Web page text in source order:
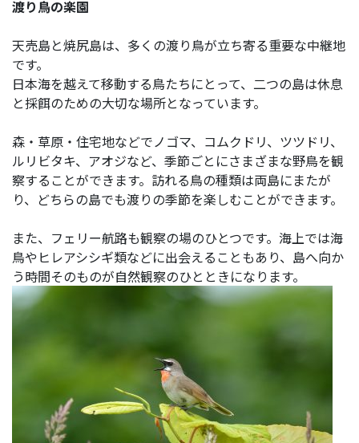
渡り鳥の楽園
天売島と焼尻島は、多くの渡り鳥が立ち寄る重要な中継地
です。
日本海を越えて移動する鳥たちにとって、二つの島は休息
と採餌のための大切な場所となっています。
森・草原・住宅地などでノゴマ、コムクドリ、ツツドリ、
ルリビタキ、アオジなど、季節ごとにさまざまな野鳥を観
察することができます。訪れる鳥の種類は両島にまたが
り、どちらの島でも渡りの季節を楽しむことができます。
また、フェリー航路も観察の場のひとつです。海上では海
鳥やヒレアシシギ類などに出会えることもあり、島へ向か
う時間そのものが自然観察のひとときになります。